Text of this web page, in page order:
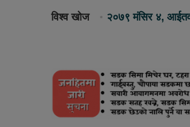
विश्व खोज २०७९ मंसिर ४,